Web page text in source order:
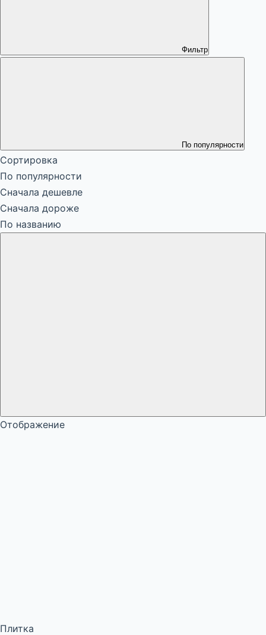
Фильтр
По популярности
Сортировка
По популярности
Сначала дешевле
Сначала дороже
По названию
Отображение
Плитка